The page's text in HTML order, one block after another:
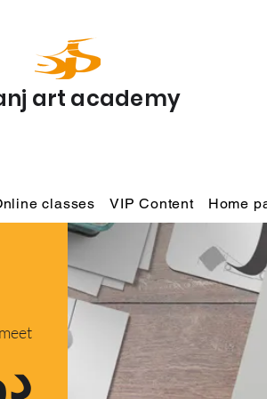
art academy
classes VIP Content Home